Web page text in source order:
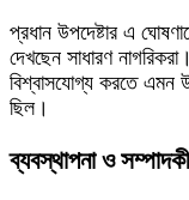
প্রধান উপদেষ্টার এ
দেখছেন সাধারণ
বিশ্বাসযোগ্য করতে এমন
ছিল।
ব্যবস্থাপনা ও